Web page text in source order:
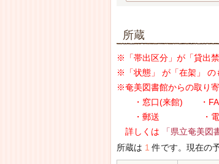
所蔵
※「帯出区分」が「貸出
※「状態」 が「在架」 の
※奄美図書館からの取り
・窓口(来館) ・
・郵送 ・電子
詳しくは
「県立奄美図
所蔵は 1 件です。現在の